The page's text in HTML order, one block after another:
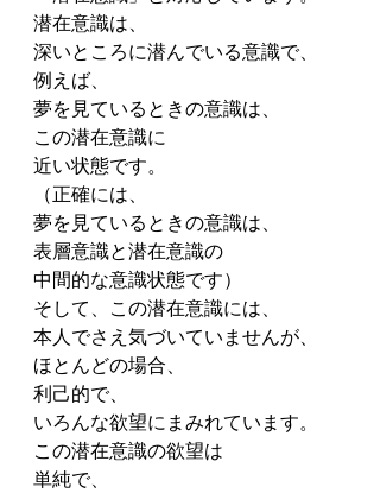
潜在意識は、
深いところに潜んでいる意識で、
例えば、
夢を見ているときの意識は、
この潜在意識に
近い状態です。
（正確には、
夢を見ているときの意識は、
表層意識と潜在意識の
中間的な意識状態です）
そして、この潜在意識には、
本人でさえ気づいていませんが、
ほとんどの場合、
利己的で、
いろんな欲望にまみれています。
この潜在意識の欲望は
単純で、